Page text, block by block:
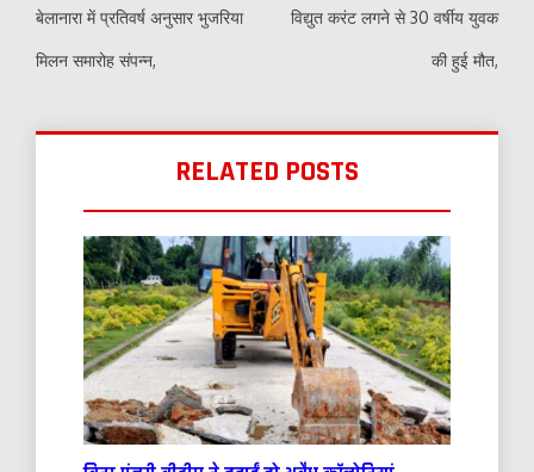
बेलानारा में प्रतिवर्ष अनुसार भुजरिया
मिलन समारोह संपन्न,
विद्युत करंट लगने से 30 वर्षीय युवक
की हुई मौत,
RELATED POSTS